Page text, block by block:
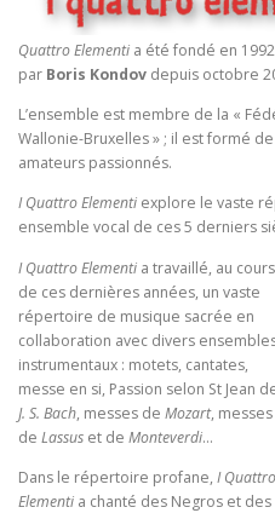
ATELIER PUBLIC
Quattro Elementi a été fondé en
par Boris Kondov depuis octobre
L’ensemble est membre de la «
Wallonie-Bruxelles » ; il est formé
amateurs passionnés.
I Quattro Elementi explore le vaste
ensemble vocal de ces 5 derniers
I Quattro Elementi a travaillé, au cours
de ces dernières années, un vaste
répertoire de musique sacrée en
collaboration avec divers
instrumentaux : motets, cantates,
messe en si, Passion selon St Jean
J. S. Bach, messes de Mozart, messes
de Lassus et de Monteverdi…
Dans le répertoire profane, I Quattro
Elementi a chanté des Negros et des